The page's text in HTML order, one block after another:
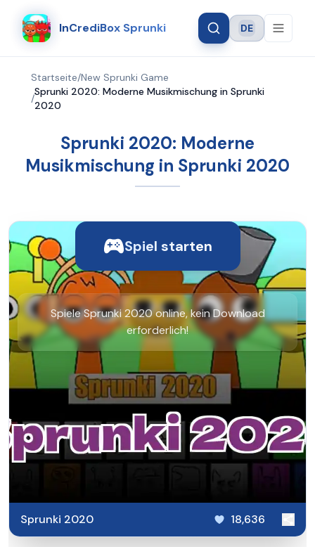
InCrediBox Sprunki Language
DE
Startseite/New Sprunki Game
/
Sprunki 2020: Moderne Musikmischung in Sprunki
2020
Sprunki 2020: Moderne
Musikmischung in Sprunki 2020
Spiel starten
Spiele Sprunki 2020 online, kein Download
erforderlich!
Sprunki 2020 18,636